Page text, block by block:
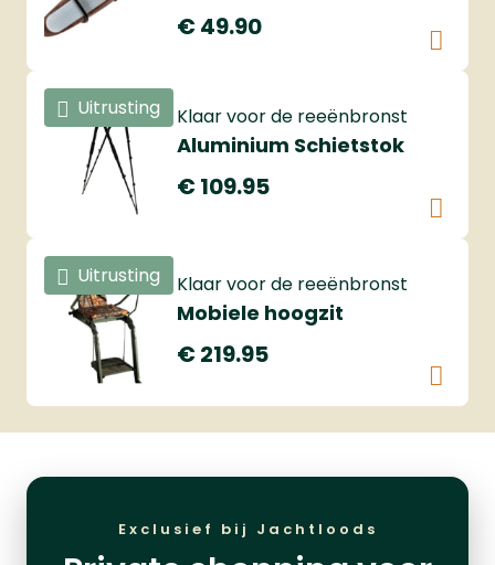
€ 49.90
Uitrusting Klaar voor de reeënbronst
Aluminium Schietstok
€ 109.95
Uitrusting Klaar voor de reeënbronst
Mobiele hoogzit
€ 219.95
Exclusief bij Jachtloods